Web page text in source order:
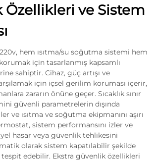
Özellikleri ve Sistem
hem ısıtma/su soğutma sistemi hem
korumak için tasarlanmış kapsamlı
sahiptir. Cihaz, güç artışı ve
için içsel gerilim koruması içerir,
zararın önüne geçer. Sıcaklık sınır
güvenli parametrelerin dışında
ve ısıtma ve soğutma ekipmanını aşırı
sistem performansını izler ve
hasar veya güvenlik tehlikesini
olarak sistem kapatılabilir şekilde
edebilir. Ekstra güvenlik özellikleri